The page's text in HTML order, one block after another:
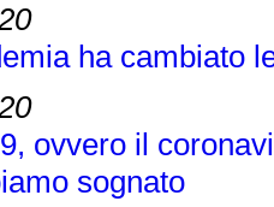
ha cambiato
ovvero il
sognato